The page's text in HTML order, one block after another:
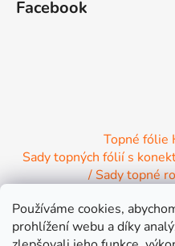
Používáme cookies,
prohlížení webu a díky
Facebook
Topné fólie
Sady topných fólií s
/ Sady topné
/ Instalační
/ Relaxační